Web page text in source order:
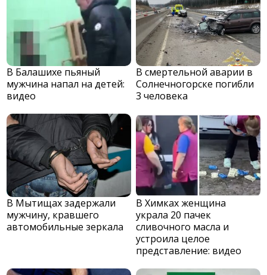
В Балашихе пьяный
мужчина напал на детей:
видео
В смертельной аварии в
Солнечногорске погибли
3 человека
В Мытищах задержали
мужчину, кравшего
автомобильные зеркала
В Химках женщина
украла 20 пачек
сливочного масла и
устроила целое
представление: видео